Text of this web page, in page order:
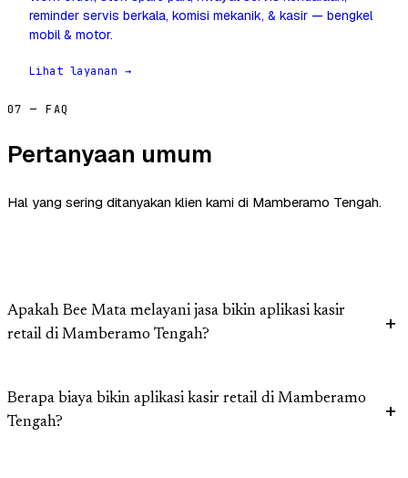
reminder servis berkala, komisi mekanik, & kasir — bengkel
mobil & motor.
Lihat layanan →
07 — FAQ
Pertanyaan umum
Hal yang sering ditanyakan klien kami di Mamberamo Tengah.
Apakah Bee Mata melayani jasa bikin aplikasi kasir
retail di Mamberamo Tengah?
Berapa biaya bikin aplikasi kasir retail di Mamberamo
Tengah?